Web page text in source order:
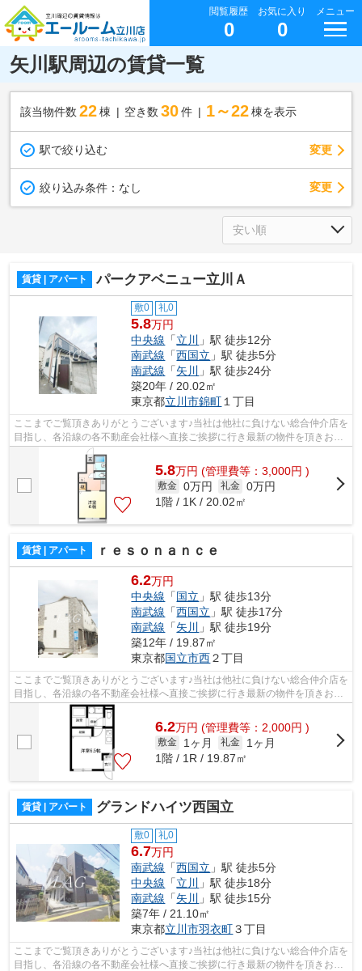
閲覧履歴
0
お気に入り
0
メニュー
矢川駅周辺の賃貸一覧
該当物件数 22棟 空き数 30 件 1～22 棟を表示
駅で絞り込む 変更
絞り込み条件： なし 変更
賃貸 | アパート パークアベニュー立川Ａ
敷0 礼0
5.8万円
中央線 「立川
」駅 徒歩12分
南武線 「西国立 」駅 徒歩5分
南武線 「矢川
」駅 徒歩24分
築20年 / 20.02㎡
東京都立川市錦町１丁目
ここまでご覧頂きありがとうございます♪当社は他社に負けない総合仲介店を
目指し、各沿線の各不動産会社様へ直接ご挨拶に行き最新の物件を頂きお客
様へ提供しております！最新の情報は...
5.8万円 (管理費等：3,000円 )
敷金 0万円 礼金 0万円
1階 / 1K / 20.02㎡
賃貸 | アパート ｒｅｓｏｎａｎｃｅ
6.2万円
中央線 「国立 」駅 徒歩13分
南武線 「西国立 」駅 徒歩17分
南武線 「矢川
」駅 徒歩19分
築12年 / 19.87㎡
東京都国立市西２丁目
ここまでご覧頂きありがとうございます♪当社は他社に負けない総合仲介店を
目指し、各沿線の各不動産会社様へ直接ご挨拶に行き最新の物件を頂きお客
様へ提供しております！最新の情報は...
6.2万円 (管理費等：2,000円 )
敷金 1ヶ月 礼金
1ヶ月
1階 / 1R / 19.87㎡
賃貸 | アパート グランドハイツ西国立
敷0 礼0
6.7万円
南武線 「西国立 」駅 徒歩5分
中央線 「立川
」駅 徒歩18分
南武線 「矢川
」駅 徒歩15分
築7年 / 21.10㎡
東京都立川市羽衣町３丁目
ここまでご覧頂きありがとうございます♪当社は他社に負けない総合仲介店を
目指し、各沿線の各不動産会社様へ直接ご挨拶に行き最新の物件を頂きお客